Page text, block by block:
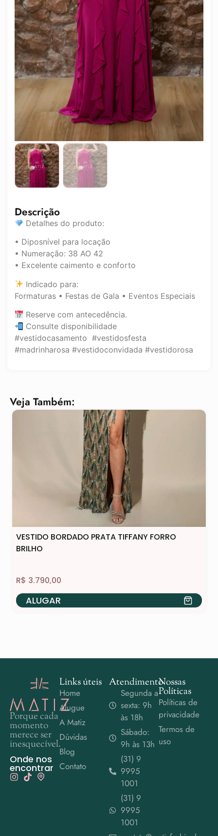
Descrição
Detalhes do produto:
• Diposnível para locação
• Numeração: 38 AO 42
• Excelente caimento e conforto
Indicado para:
Formaturas • Festas de Gala • Eventos Especiais
Reserve com antecedência.
Consulte disponibilidade
#vestidocasamento #vestidosfesta
#madrinharosa #vestidoconvidada #vestidorosa
Veja Também:
VESTIDO BORDADO PRATA TIFFANY FORRO
BRILHO
R$ 3.790,00
ALUGAR
Porque cada
momento
merece ser
inesquecível.
Onde nos
encontrar
Links úteis
Home
Alugue
A Matiz
Dúvidas
Blog
Contato
Atendimento
Segunda a
sexta: 9h
às 18h
Sábado:
9h às 13h
(31) 9
9995
1001
(31) 9
9995
1001
Nossas
Políticas
Políticas de
privacidade
Termos de
uso